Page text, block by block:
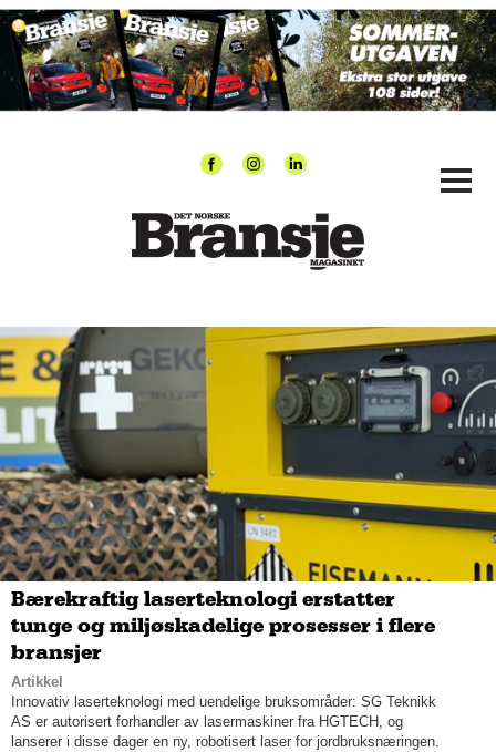
Bærekraftig laserteknologi erstatter
tunge og miljøskadelige prosesser i flere
bransjer
Artikkel
Innovativ laserteknologi med uendelige bruksområder: SG Teknikk
AS er autorisert forhandler av lasermaskiner fra HGTECH, og
lanserer i disse dager en ny, robotisert laser for jordbruksnæringen.